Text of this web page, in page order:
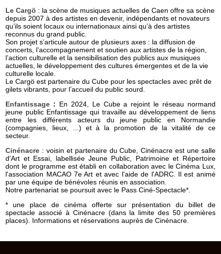
Le Cargö : la scène de musiques actuelles de Caen offre sa scène
depuis 2007 à des artistes en devenir, indépendants et novateurs
qu’ils soient locaux ou internationaux ainsi qu’à des artistes
reconnus du grand public.
Son projet s’articule autour de plusieurs axes : la diffusion de
concerts, l’accompagnement et soutien aux artistes de la région,
l’action culturelle et la sensibilisation des publics aux musiques
actuelles, le développement des cultures émergentes et de la vie
culturelle locale.
Le Cargö est partenaire du Cube pour les spectacles avec prêt de
gilets vibrants, pour l’accueil du public sourd.
Enfantissage : En 2024, Le Cube a rejoint le réseau normand
jeune public Enfantissage qui travaille au développement de liens
entre les différents acteurs du jeune public en Normandie
(compagnies, lieux, ...) et à la promotion de la vitalité de ce
secteur.
Cinénacre : voisin et partenaire du Cube, Cinénacre est une salle
d'Art et Essai, labellisée Jeune Public, Patrimoine et Répertoire
dont le programme est établi en collaboration avec le Cinéma Lux,
l'association MACAO 7e Art et avec l'aide de l'ADRC. Il est animé
par une équipe de bénévoles réunis en association.
Notre partenariat se poursuit avec le Pass Ciné-Spectacle*.
* une place de cinéma offerte sur présentation du billet de
spectacle associé à Cinénacre (dans la limite des 50 premières
places). Informations et réservations auprès de Cinénacre.